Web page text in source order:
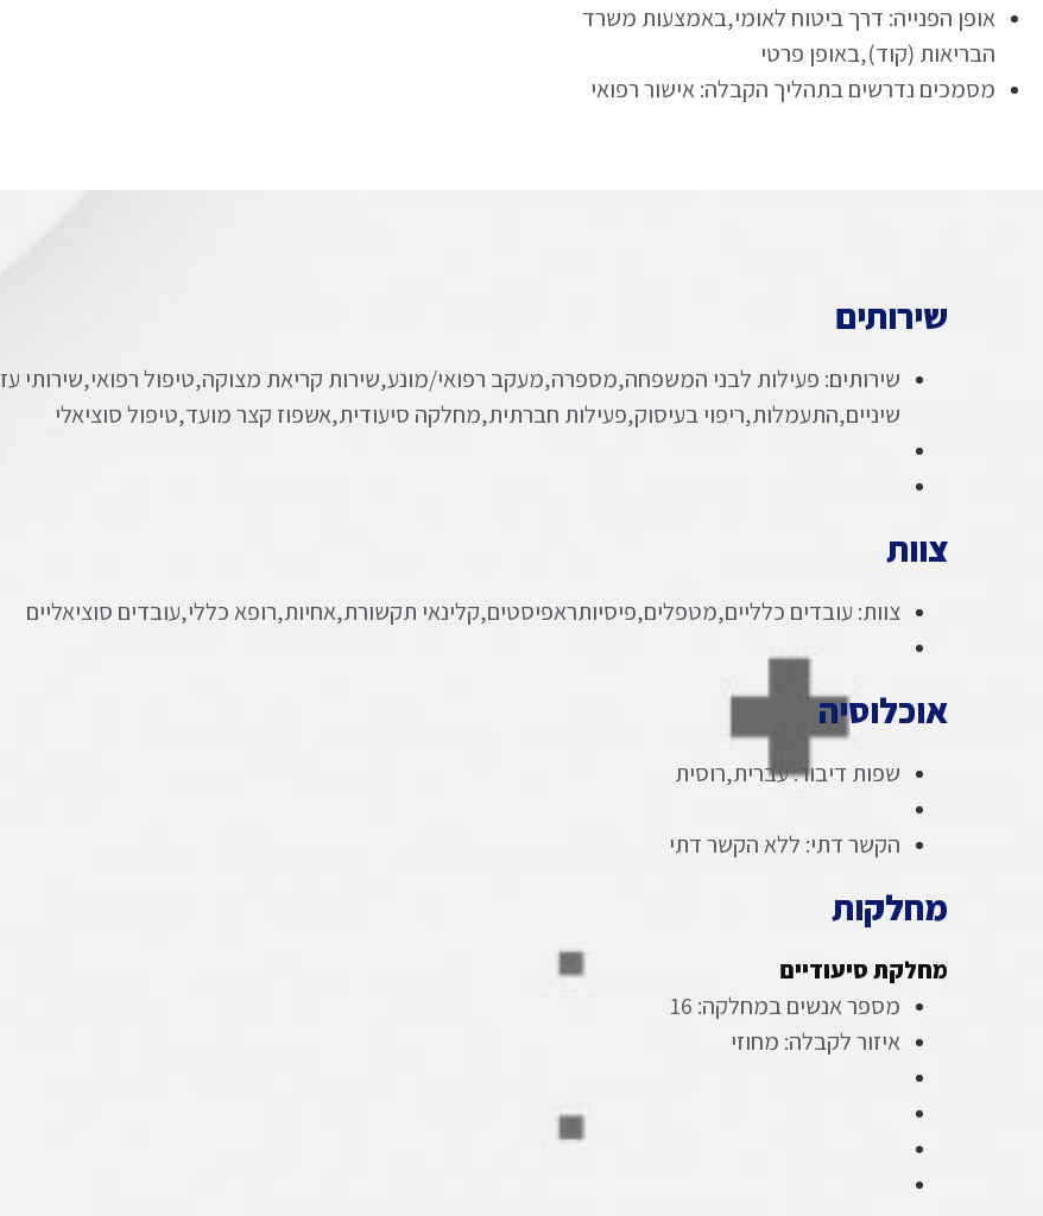
אופן הפנייה: דרך ביטוח לאומי,באמצעות משרד
הבריאות (קוד),באופן פרטי
מסמכים נדרשים בתהליך הקבלה: אישור רפואי
שירותים
שירותים: פעילות לבני המשפחה,מספרה,מעקב רפואי/מונע,שירות קריאת מצוקה,טיפול רפואי,שירותי
שיניים,התעמלות,ריפוי בעיסוק,פעילות חברתית,מחלקה סיעודית,אשפוז קצר מועד,טיפול סוציאלי
צוות
צוות: עובדים כלליים,מטפלים,פיסיותראפיסטים,קלינאי תקשורת,אחיות,רופא כללי,עובדים סוציאליים
אוכלוסיה
שפות דיבור: עברית,רוסית
הקשר דתי: ללא הקשר דתי
מחלקות
מחלקת סיעודיים
מספר אנשים במחלקה: 16
איזור לקבלה: מחוזי